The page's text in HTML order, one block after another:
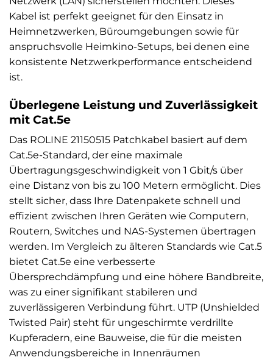
Kabel ist perfekt geeignet für den Einsatz in
Heimnetzwerken, Büroumgebungen sowie für
anspruchsvolle Heimkino-Setups, bei denen eine
konsistente Netzwerkperformance entscheidend
ist.
Überlegene Leistung und Zuverlässigkeit
mit Cat.5e
Das ROLINE 21150515 Patchkabel basiert auf dem
Cat.5e-Standard, der eine maximale
Übertragungsgeschwindigkeit von 1 Gbit/s über
eine Distanz von bis zu 100 Metern ermöglicht. Dies
stellt sicher, dass Ihre Datenpakete schnell und
effizient zwischen Ihren Geräten wie Computern,
Routern, Switches und NAS-Systemen übertragen
werden. Im Vergleich zu älteren Standards wie Cat.5
bietet Cat.5e eine verbesserte
Übersprechdämpfung und eine höhere Bandbreite,
was zu einer signifikant stabileren und
zuverlässigeren Verbindung führt. UTP (Unshielded
Twisted Pair) steht für ungeschirmte verdrillte
Kupferadern, eine Bauweise, die für die meisten
Anwendungsbereiche in Innenräumen